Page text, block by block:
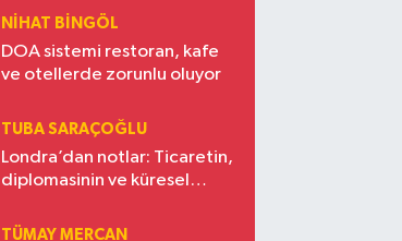
NIHAT BINGÖL
DOA sistemi restoran, kafe
ve otellerde zorunlu oluyor
TUBA SARAÇOĞLU
Londra’dan notlar: Ticaretin,
diplomasinin ve küresel
Türkiye’nin yükselen gücü
TÜMAY MERCAN